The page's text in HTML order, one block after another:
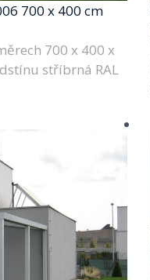
700 x 400 cm
700 x 400 x
stříbrná RAL